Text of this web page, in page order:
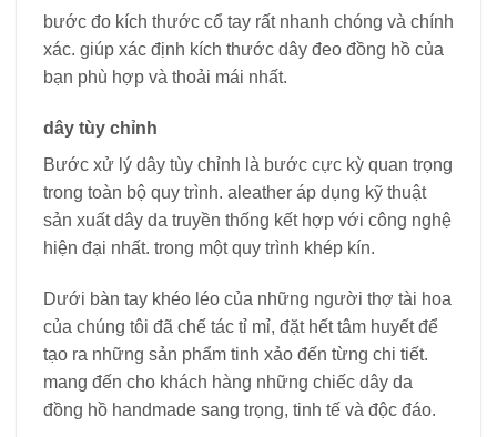
bước đo kích thước cổ tay rất nhanh chóng và chính
xác. giúp xác định kích thước dây đeo đồng hồ của
bạn phù hợp và thoải mái nhất.
dây tùy chỉnh
Bước xử lý dây tùy chỉnh là bước cực kỳ quan trọng
trong toàn bộ quy trình. aleather áp dụng kỹ thuật
sản xuất dây da truyền thống kết hợp với công nghệ
hiện đại nhất. trong một quy trình khép kín.
Dưới bàn tay khéo léo của những người thợ tài hoa
của chúng tôi đã chế tác tỉ mỉ, đặt hết tâm huyết để
tạo ra những sản phẩm tinh xảo đến từng chi tiết.
mang đến cho khách hàng những chiếc dây da
đồng hồ handmade sang trọng, tinh tế và độc đáo.